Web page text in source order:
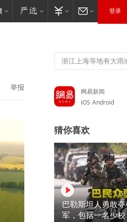
登录
举报
网易新闻
iOS Android
猜你喜欢
巴勒斯坦人勇敢
军，包括一名少校